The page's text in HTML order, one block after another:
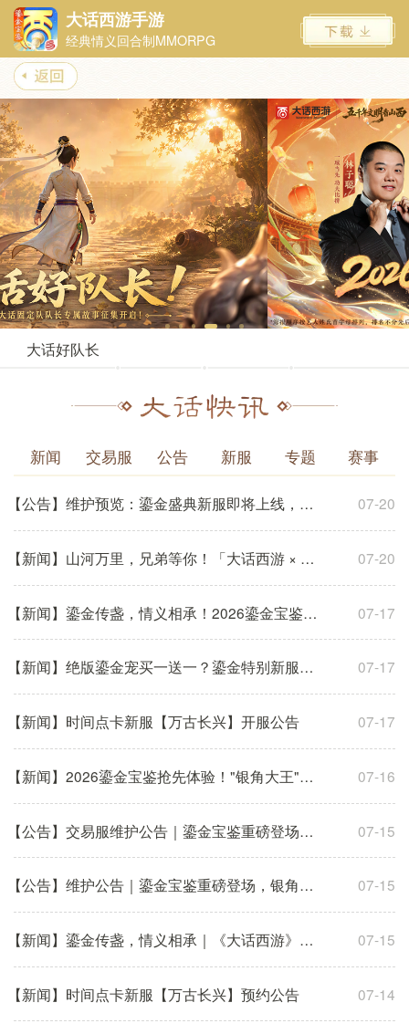
大话西游手游
经典情义回合制MMORPG
新闻 交易服 公告 新服 专题 赛事
【公告】维护预览：鎏金盛典新服即将上线，经典鎏金宝鉴召
07-20
【新闻】山河万里，兄弟等你！「大话西游 × 五千年文明看
07-20
【新闻】鎏金传盏，情义相承！2026鎏金宝鉴精美周边倾情
07-17
【新闻】绝版鎏金宠买一送一？鎏金特别新服【鎏金盛典】预
07-17
【新闻】时间点卡新服【万古长兴】开服公告 07-17
【新闻】2026鎏金宝鉴抢先体验！"银角大王"&"银角大仙"实
07-16
【公告】交易服维护公告｜鎏金宝鉴重磅登场，银角大王降
07-15
【公告】维护公告｜鎏金宝鉴重磅登场，银角大王降临三界
07-15
【新闻】鎏金传盏，情义相承｜《大话西游》手游×汕头文旅
07-15
【新闻】时间点卡新服【万古长兴】预约公告 07-14